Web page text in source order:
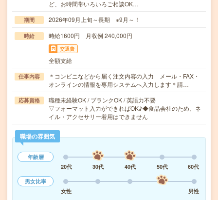
ど、お時間帯いろいろご相談OK…
期間 2026年09月上旬～長期 ※9月～！
時給 時給1600円 月収例 240,000円
交通費
全額支給
仕事内容
＊コンビニなどから届く注文内容の入力 メール・FAX・
オンラインの情報を専用システムへ入力します＊請…
応募資格
職種未経験OK / ブランクOK / 英語力不要
▽フォーマット入力ができればOK♪◆食品会社のため、ネ
イル・アクセサリー着用はできません
職場の雰囲気
年齢層
20代
30代 40代 50代
60代
男女比率
女性
男性